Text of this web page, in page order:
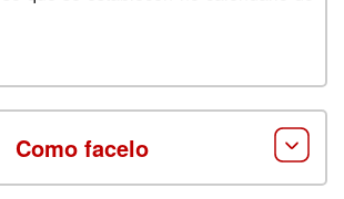
Como facelo